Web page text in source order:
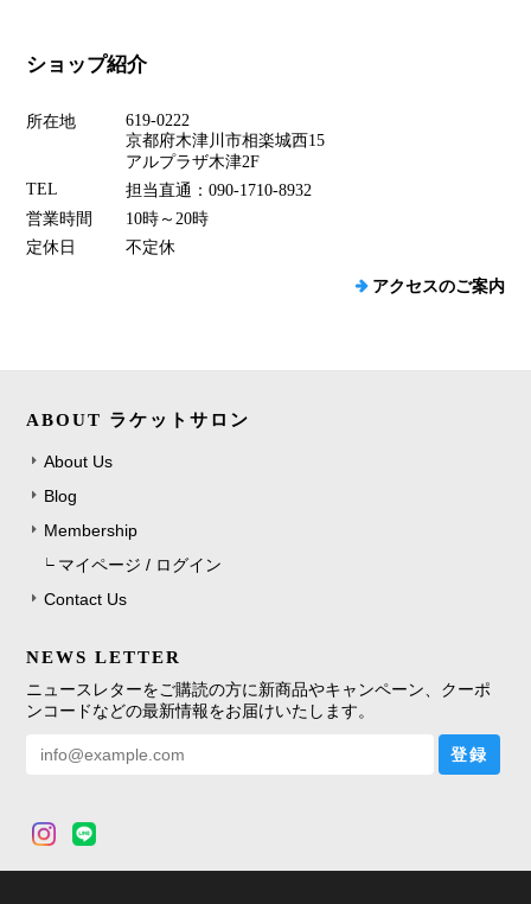
ショップ紹介
所在地
619-0222
京都府木津川市相楽城西15
アルプラザ木津2F
TEL
担当直通：090-1710-8932
営業時間
10時～20時
定休日
不定休
アクセスのご案内
ABOUT ラケットサロン
About Us
Blog
Membership
マイページ / ログイン
Contact Us
NEWS LETTER
ニュースレターをご購読の方に新商品やキャンペーン、クーポ
ンコードなどの最新情報をお届けいたします。
登録